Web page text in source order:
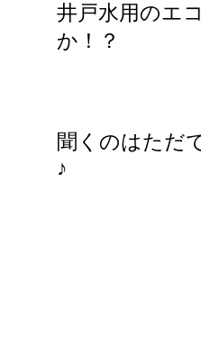
井戸水用のエ
か！？
聞くのはただ
♪